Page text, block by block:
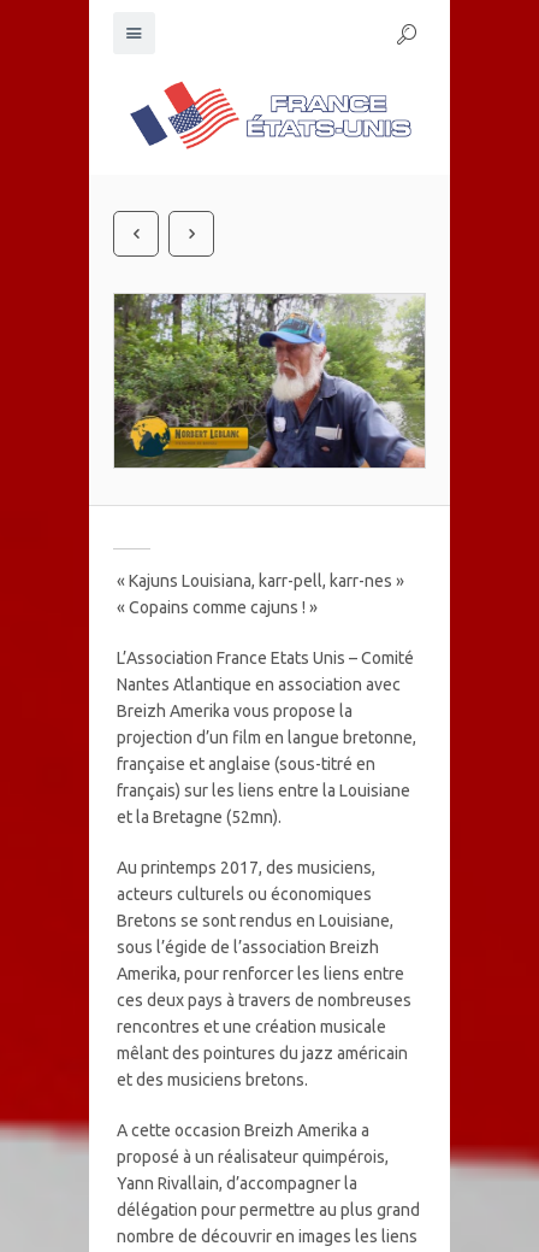
« Kajuns Louisiana, karr-pell, karr-nes »
« Copains comme cajuns ! »
L’Association France Etats Unis – Comité
Nantes Atlantique en association avec
Breizh Amerika vous propose la
projection d’un film en langue bretonne,
française et anglaise (sous-titré en
français) sur les liens entre la Louisiane
et la Bretagne (52mn).
Au printemps 2017, des musiciens,
acteurs culturels ou économiques
Bretons se sont rendus en Louisiane,
sous l’égide de l’association Breizh
Amerika, pour renforcer les liens entre
ces deux pays à travers de nombreuses
rencontres et une création musicale
mêlant des pointures du jazz américain
et des musiciens bretons.
A cette occasion Breizh Amerika a
proposé à un réalisateur quimpérois,
Yann Rivallain, d’accompagner la
délégation pour permettre au plus grand
nombre de découvrir en images les liens